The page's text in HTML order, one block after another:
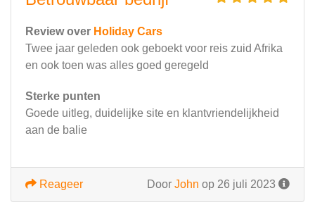
Review over Holiday Cars
Twee jaar geleden ook geboekt voor reis zuid Afrika
en ook toen was alles goed geregeld
Sterke punten
Goede uitleg, duidelijke site en klantvriendelijkheid
aan de balie
Door John op 26 juli 2023
Reageer